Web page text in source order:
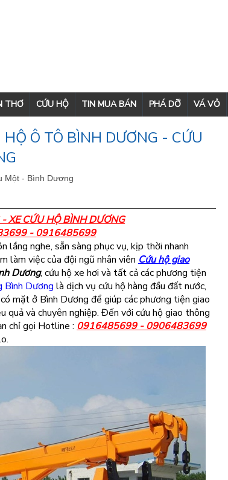
THƠ CỨU HỘ TIN MUA BÁN PHÁ DỠ VÁ VỎ
Ô TÔ BÌNH DƯƠNG - CỨU
Một - Bình Dương
XE CỨU HỘ BÌNH DƯƠNG
- 0916485699
lắng nghe, sẵn sàng phục vụ, kịp thời nhanh
làm việc của đội ngũ nhân viên Cứu hộ giao
Dương, cứu hộ xe hơi và tất cả các phương tiện
Bình Dương là dịch vụ cứu hộ hàng đầu đất nước,
mặt ở Bình Dương để giúp các phương tiện giao
quả và chuyên nghiệp. Đến với cứu hộ giao thông
chỉ gọi Hotline : 0916485699 - 0906483699